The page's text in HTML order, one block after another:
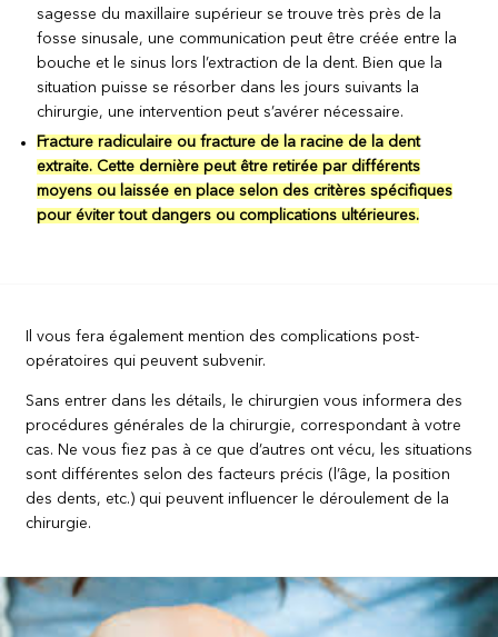
sagesse du maxillaire supérieur se trouve très près de la
fosse sinusale, une communication peut être créée entre la
bouche et le sinus lors l’extraction de la dent. Bien que la
situation puisse se résorber dans les jours suivants la
chirurgie, une intervention peut s’avérer nécessaire.
Fracture radiculaire ou fracture de la racine de la dent
extraite. Cette dernière peut être retirée par différents
moyens ou laissée en place selon des critères spécifiques
pour éviter tout dangers ou complications ultérieures.
Il vous fera également mention des complications post-
opératoires qui peuvent subvenir.
Sans entrer dans les détails, le chirurgien vous informera des
procédures générales de la chirurgie, correspondant à votre
cas. Ne vous fiez pas à ce que d’autres ont vécu, les situations
sont différentes selon des facteurs précis (l’âge, la position
des dents, etc.) qui peuvent influencer le déroulement de la
chirurgie.